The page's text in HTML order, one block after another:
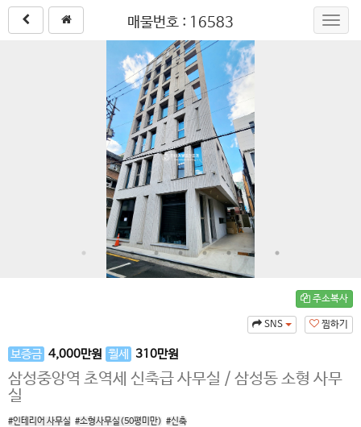
매물번호 : 16583
주소복사
찜하기
SNS
보증금 4,000만원 월세 310만원
삼성중앙역 초역세 신축급 사무실 / 삼성동 소형 사무
실
#인테리어 사무실 #소형사무실(50평미만) #신축